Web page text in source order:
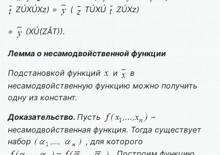
ZÚXÚXz) = ( TÚXÚ ZÚXz)
= (XÚ(ZÅT)).
Лемма о несамодвойственной функции
Подстановкой функций
и
в
несамодвойственную функцию можно получить
одну из констант.
Доказательство. Пусть
–
несамодвойственная функция. Тогда существует
набор
, для которого